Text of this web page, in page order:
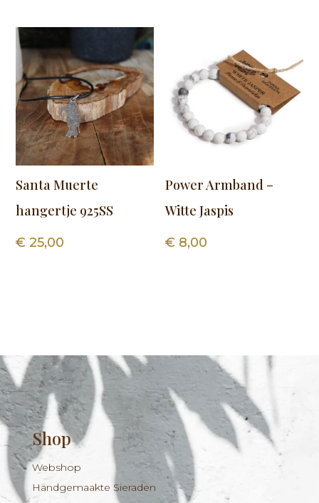
Santa Muerte
hangertje 925SS
€ 25,00
Power Armband –
Witte Jaspis
€ 8,00
Shop
Webshop
Handgemaakte Sieraden